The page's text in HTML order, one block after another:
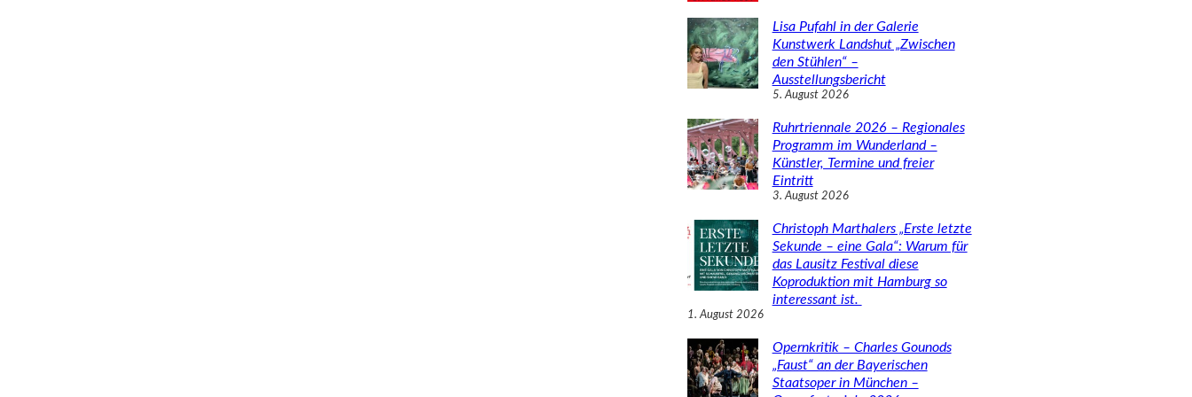
Lisa Pufahl in der Galerie
Kunstwerk Landshut „Zwischen
den Stühlen“ –
Ausstellungsbericht
5. August 2026
Ruhrtriennale 2026 – Regionales
Programm im Wunderland –
Künstler, Termine und freier
Eintritt
3. August 2026
Christoph Marthalers „Erste letzte
Sekunde – eine Gala“: Warum für
das Lausitz Festival diese
Koproduktion mit Hamburg so
interessant ist.
1. August 2026
Opernkritik – Charles Gounods
„Faust“ an der Bayerischen
Staatsoper in München –